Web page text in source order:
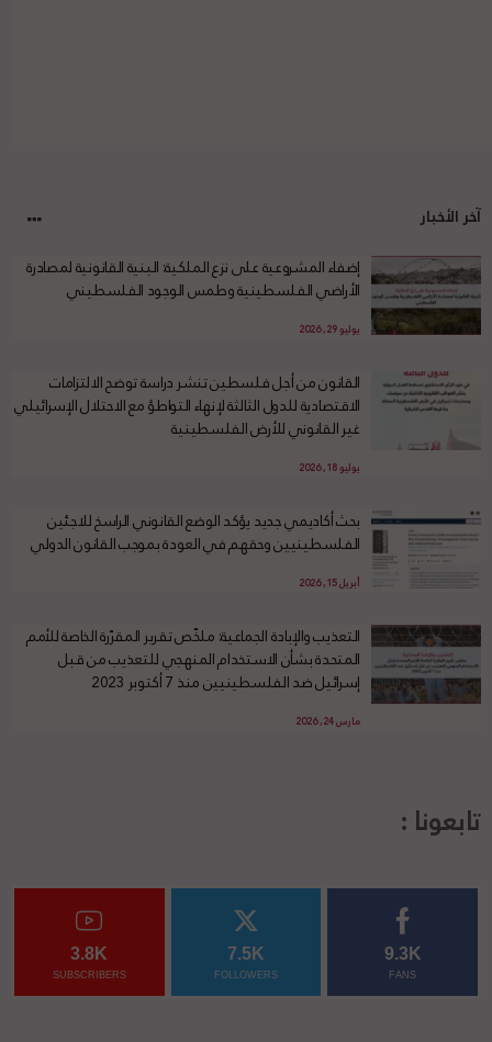
آخر الأخبار
إضفاء المشروعية على نزع الملكية: البنية القانونية لمصادرة
الأراضي الفلسطينية وطمس الوجود الفلسطيني
يوليو 29, 2026
القانون من أجل فلسطين تنشر دراسة توضح الالتزامات
الاقتصادية للدول الثالثة لإنهاء التواطؤ مع الاحتلال الإسرائيلي
غير القانوني للأرض الفلسطينية
يوليو 18, 2026
بحث أكاديمي جديد يؤكد الوضع القانوني الراسخ للاجئين
الفلسطينيين وحقهم في العودة بموجب القانون الدولي
أبريل 15, 2026
التعذيب والإبادة الجماعية: ملخّص تقرير المقرّرة الخاصة للأمم
المتحدة بشأن الاستخدام المنهجي للتعذيب من قبل
إسرائيل ضد الفلسطينيين منذ 7 أكتوبر 2023
مارس 24, 2026
تابعونا :
9.3K
FANS
7.5K
FOLLOWERS
3.8K
SUBSCRIBERS